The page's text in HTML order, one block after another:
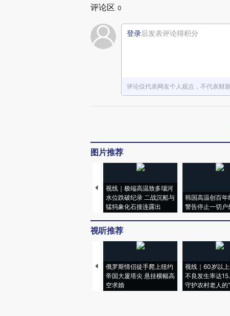
评论区 0
登录后发表评论得积分
评论仅代表网友个人观点，不代表财
图片推荐
视线｜极端高温致多瑙河
水位跌破纪录 二战沉船与
猛犸象化石接连露出
韩国高温创百年
警告停止一切户
视听推荐
俄罗斯情侣徒手爬上纽约
帝国大厦塔尖 悬挂横幅高
空求婚
视线｜60岁以
不良发生率达
守护农村老人的